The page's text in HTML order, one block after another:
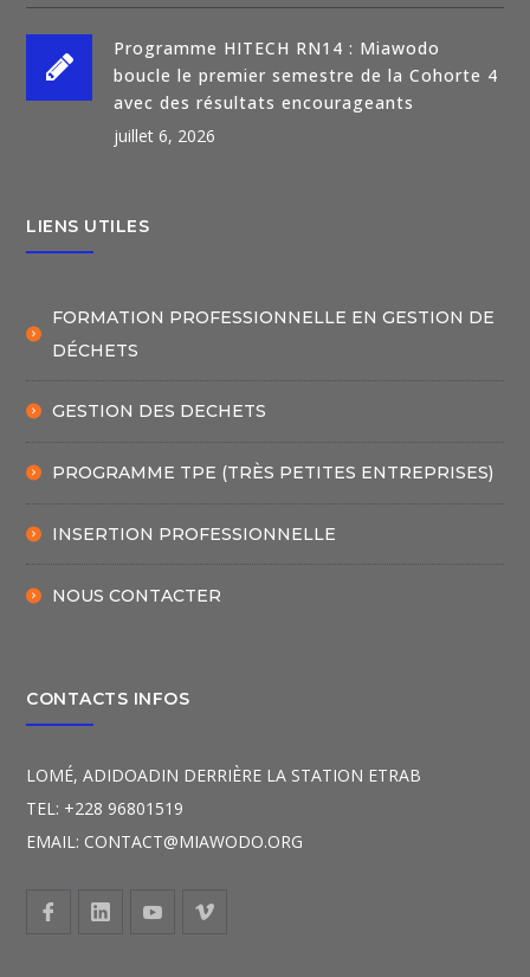
Programme HITECH RN14 : Miawodo
boucle le premier semestre de la Cohorte 4
avec des résultats encourageants
juillet 6, 2026
LIENS UTILES
FORMATION PROFESSIONNELLE EN GESTION DE
DÉCHETS
GESTION DES DECHETS
PROGRAMME TPE (TRÈS PETITES ENTREPRISES)
INSERTION PROFESSIONNELLE
NOUS CONTACTER
CONTACTS INFOS
LOMÉ, ADIDOADIN DERRIÈRE LA STATION ETRAB
TEL: +228 96801519
EMAIL: CONTACT@MIAWODO.ORG